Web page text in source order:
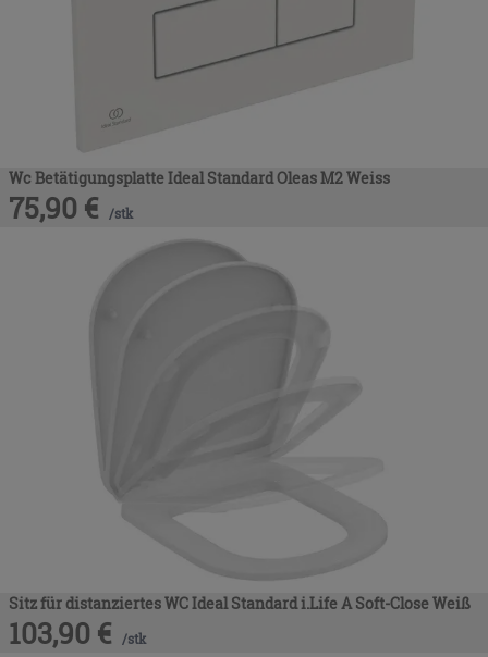
Wc Betätigungsplatte Ideal Standard Oleas M2 Weiss
75,90 € /stk
Sitz für distanziertes WC Ideal Standard i.Life A Soft-Close Weiß
103,90 € /stk